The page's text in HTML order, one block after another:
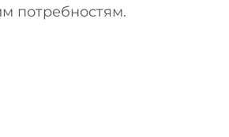
потребностям.